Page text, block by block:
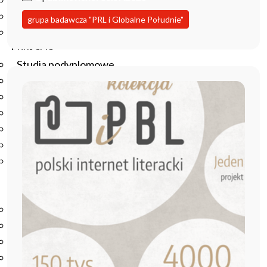
Repozytorium RCIN
Otwarta nauka
Edukacja
Studia podyplomowe
Szkolenia
Szkoła Doktorska Anthropos
Erasmus
Olimpiada Literatury i Języka Polskiego
Olimpiada Literatury i Języka Polskiego dla Szkół
Podstawowych
Biblioteka
O bibliotece
Godziny otwarcia
Katalog
Nowości
grupa badawcza "PRL i Globalne Południe"